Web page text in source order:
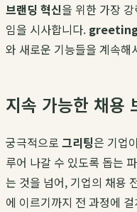
브랜딩 혁신을 위한 가장
임을 시사합니다.
와 새로운 기능들을 계속해
지속 가능한 채용
궁극적으로 그리팅은 기업
루어 나갈 수 있도록 돕는
는 것을 넘어, 기업의 채용
에 이르기까지 전 과정에